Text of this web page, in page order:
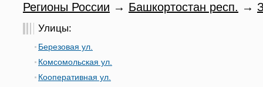
Регионы России → Башкортостан респ. →
Улицы:
Березовая ул.
Комсомольская ул.
Кооперативная ул.